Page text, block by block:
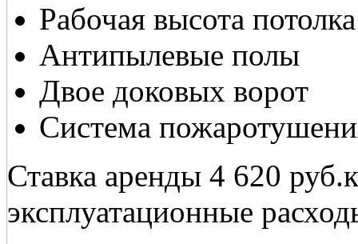
Рабочая высота
Антипылевые полы
Двое доковых ворот
Система
Ставка аренды 4 620
эксплуатационные